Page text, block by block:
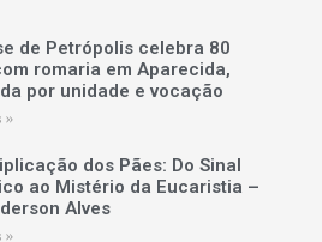
de Petrópolis celebra 80
romaria em Aparecida,
por unidade e vocação
»
dos Pães: Do Sinal
ao Mistério da Eucaristia –
Alves
»